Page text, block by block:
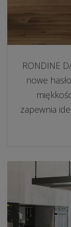
RONDINE
nowe
zapewnia